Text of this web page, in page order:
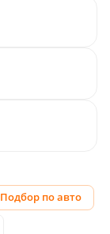
Подбор по авто